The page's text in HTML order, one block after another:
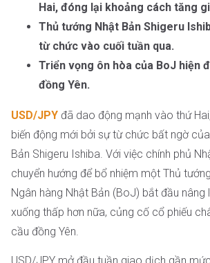
Hai, đóng lại khoảng cách tăng
Thủ tướng Nhật Bản Shigeru
từ chức vào cuối tuần qua.
Triển vọng ôn hòa của BoJ hiện
đồng Yên.
USD/JPY đã dao động mạnh vào thứ
biến động mới bởi sự từ chức bất ngờ
Bản Shigeru Ishiba. Với việc chính phủ
chuyển hướng để bổ nhiệm một Thủ
Ngân hàng Nhật Bản (BoJ) bắt đầu nâng
xuống thấp hơn nữa, củng cố cổ phiếu
cầu đồng Yên.